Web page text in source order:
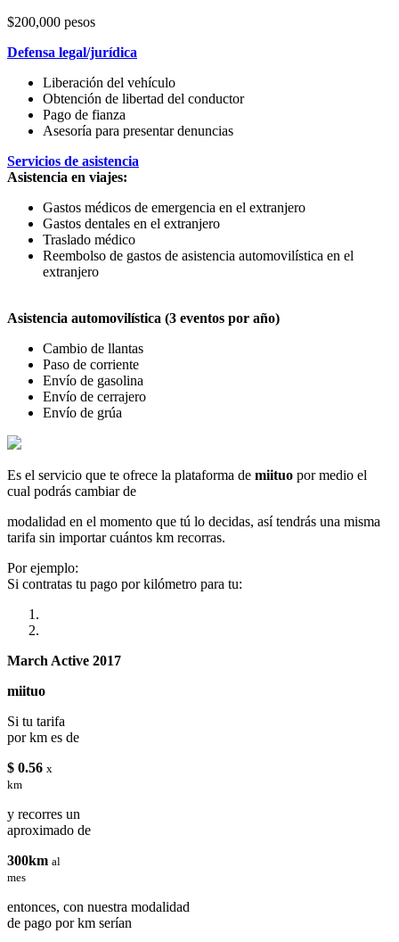
$200,000 pesos
Defensa legal/jurídica
Liberación del vehículo
Obtención de libertad del conductor
Pago de fianza
Asesoría para presentar denuncias
Servicios de asistencia
Asistencia en viajes:
Gastos médicos de emergencia en el extranjero
Gastos dentales en el extranjero
Traslado médico
Reembolso de gastos de asistencia automovilística en el
extranjero
Asistencia automovilística (3 eventos por año)
Cambio de llantas
Paso de corriente
Envío de gasolina
Envío de cerrajero
Envío de grúa
Es el servicio que te ofrece la plataforma de miituo por medio el
cual podrás cambiar de
modalidad en el momento que tú lo decidas, así tendrás una misma
tarifa sin importar cuántos km recorras.
Por ejemplo:
Si contratas tu pago por kilómetro para tu:
March Active 2017
miituo
Si tu tarifa
por km es de
$ 0.56 x
km
y recorres un
aproximado de
300km al
mes
entonces, con nuestra modalidad
de pago por km serían